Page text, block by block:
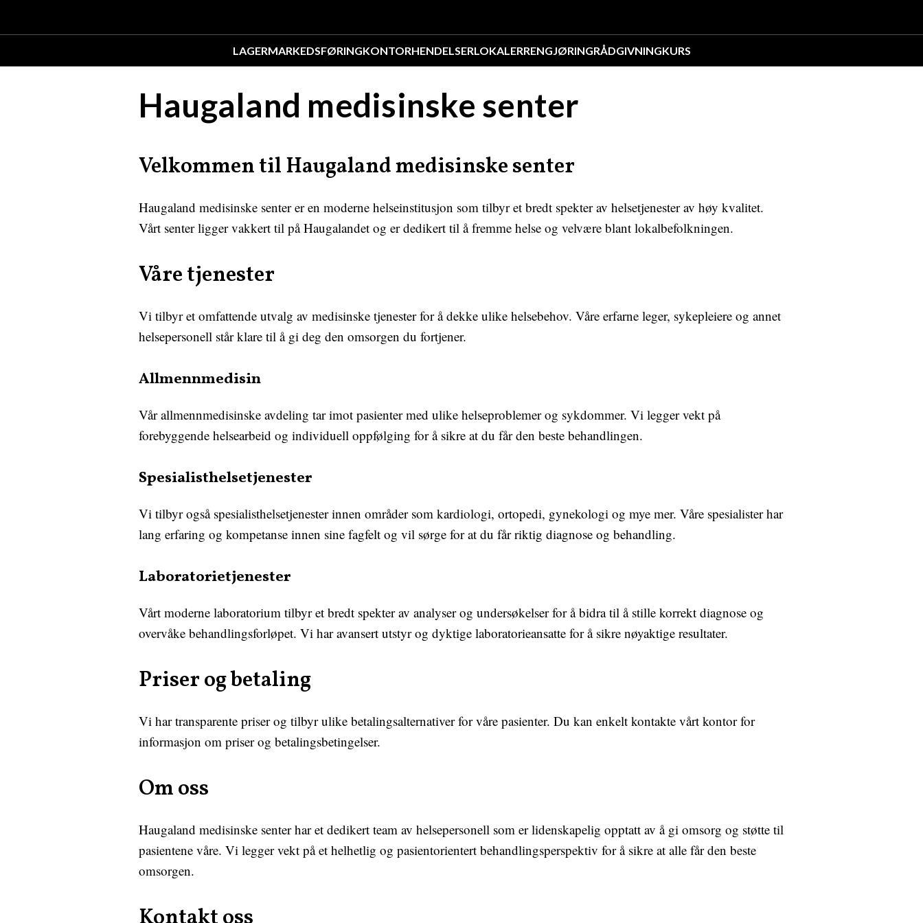
LAGERMARKEDSFØRINGKONTORHENDELSERLOKALERRENGJØRINGRÅDGIVNINGKURS
Haugaland medisinske senter
Velkommen til Haugaland medisinske senter
Haugaland medisinske senter er en moderne helseinstitusjon som tilbyr et bredt spekter av helsetjenester av høy kvalitet.
Vårt senter ligger vakkert til på Haugalandet og er dedikert til å fremme helse og velvære blant lokalbefolkningen.
Våre tjenester
Vi tilbyr et omfattende utvalg av medisinske tjenester for å dekke ulike helsebehov. Våre erfarne leger, sykepleiere og annet
helsepersonell står klare til å gi deg den omsorgen du fortjener.
Allmennmedisin
Vår allmennmedisinske avdeling tar imot pasienter med ulike helseproblemer og sykdommer. Vi legger vekt på
forebyggende helsearbeid og individuell oppfølging for å sikre at du får den beste behandlingen.
Spesialisthelsetjenester
Vi tilbyr også spesialisthelsetjenester innen områder som kardiologi, ortopedi, gynekologi og mye mer. Våre spesialister har
lang erfaring og kompetanse innen sine fagfelt og vil sørge for at du får riktig diagnose og behandling.
Laboratorietjenester
Vårt moderne laboratorium tilbyr et bredt spekter av analyser og undersøkelser for å bidra til å stille korrekt diagnose og
overvåke behandlingsforløpet. Vi har avansert utstyr og dyktige laboratorieansatte for å sikre nøyaktige resultater.
Priser og betaling
Vi har transparente priser og tilbyr ulike betalingsalternativer for våre pasienter. Du kan enkelt kontakte vårt kontor for
informasjon om priser og betalingsbetingelser.
Om oss
Haugaland medisinske senter har et dedikert team av helsepersonell som er lidenskapelig opptatt av å gi omsorg og støtte til
pasientene våre. Vi legger vekt på et helhetlig og pasientorientert behandlingsperspektiv for å sikre at alle får den beste
omsorgen.